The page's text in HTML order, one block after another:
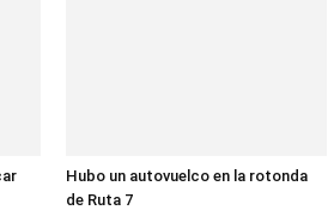
Hubo un autovuelco en la rotonda
de Ruta 7